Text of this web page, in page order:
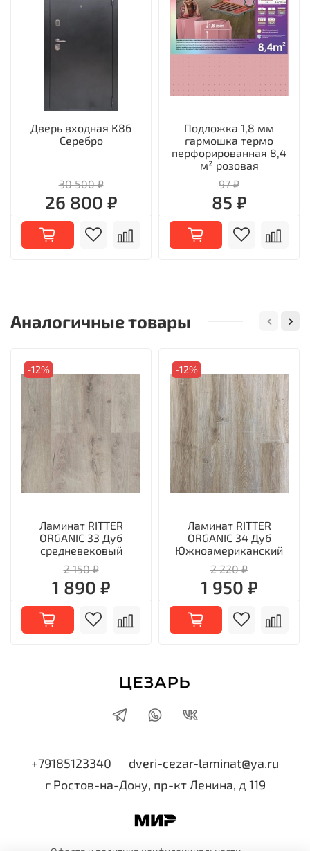
Дверь входная К86
Серебро
30 500 ₽
26 800 ₽
Подложка 1,8 мм
гармошка термо
перфорированная 8,4
м² розовая
97 ₽
85 ₽
Аналогичные товары
-12%
Ламинат RITTER
ORGANIC 33 Дуб
средневековый
2 150 ₽
1 890 ₽
-12%
Ламинат RITTER
ORGANIC 34 Дуб
Южноамериканский
2 220 ₽
1 950 ₽
+79185123340
dveri-cezar-laminat@ya.ru
г Ростов-на-Дону, пр-кт Ленина, д 119